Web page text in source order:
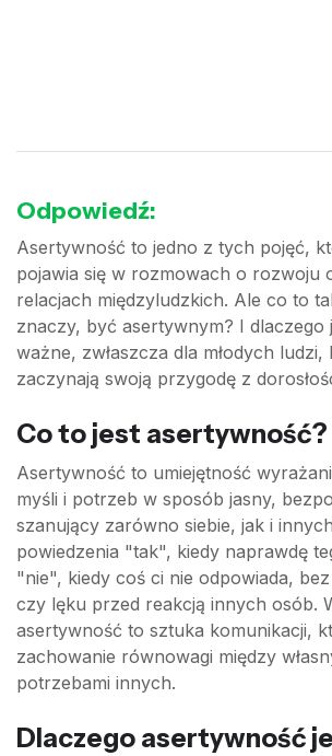
Odpowiedź:
Asertywność to jedno z tych pojęć,
pojawia się w rozmowach o rozwoju
relacjach międzyludzkich. Ale co to
znaczy, być asertywnym? I dlaczego
ważne, zwłaszcza dla młodych
zaczynają swoją przygodę z
Co to jest asertywność?
Asertywność to umiejętność
myśli i potrzeb w sposób jasny,
szanujący zarówno siebie, jak i
powiedzenia "tak", kiedy naprawdę
"nie", kiedy coś ci nie odpowiada,
czy lęku przed reakcją innych osób.
asertywność to sztuka komunikacji,
zachowanie równowagi między
potrzebami innych.
Dlaczego asertywność